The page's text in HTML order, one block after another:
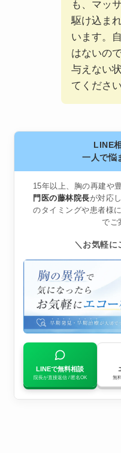
も、マッ
駆け込ま
います。
はないの
与えない
てください
LINE
一人で悩
15年以上、胸の再建や
門医の藤林院長が対応
のタイミングや患者様
でご
＼お気軽に
LINEで無料相談
院長が直接返信 / 匿名OK 無